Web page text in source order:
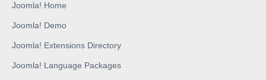
Joomla! Home
Joomla! Demo
Joomla! Extensions Directory
Joomla! Language Packages